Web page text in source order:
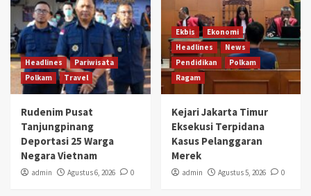
Headlines
Pariwisata
Polkam
Travel
Rudenim Pusat
Tanjungpinang
Deportasi 25 Warga
Negara Vietnam
admin Agustus 6, 2026 0
Ekbis
Ekonomi
Headlines
News
Pendidikan
Polkam
Ragam
Kejari Jakarta Timur
Eksekusi Terpidana
Kasus Pelanggaran
Merek
admin Agustus 5, 2026 0